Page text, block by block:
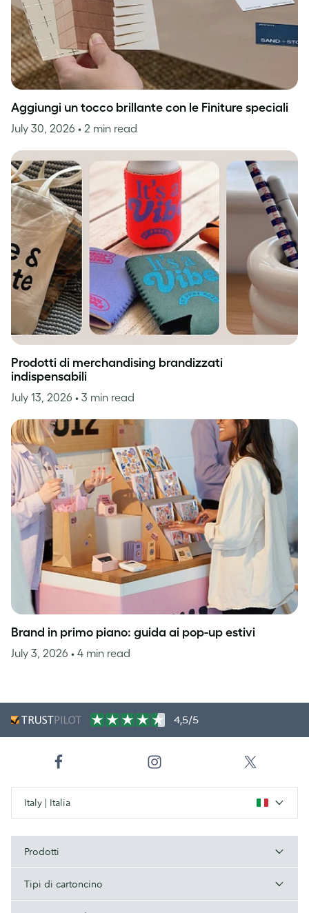
Aggiungi un tocco brillante con le Finiture speciali
July 30, 2026 • 2 min read
Prodotti di merchandising brandizzati
indispensabili
July 13, 2026 • 3 min read
Brand in primo piano: guida ai pop-up estivi
July 3, 2026 • 4 min read
4,5/5
Italy | Italia
Prodotti
Tipi di cartoncino